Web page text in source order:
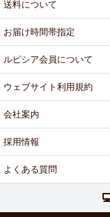
送料について
お届け時間帯指定
ルピシア会員について
ウェブサイト利用規約
会社案内
採用情報
よくある質問